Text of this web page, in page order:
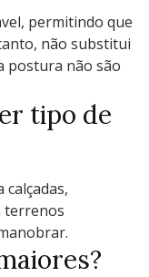
permitindo que
não substitui
postura não são
tipo de
terrenos